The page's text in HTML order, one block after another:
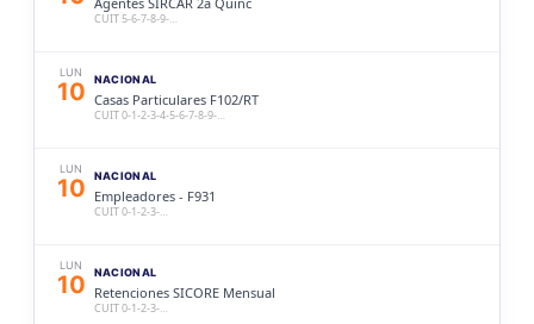
CUIT 5-6-7-8-9-…
LUN
10 NACIONAL
Casas Particulares F102/RT
CUIT 0-1-2-3-4-5-6-7-8-9-…
LUN
10 NACIONAL
Empleadores - F931
CUIT 0-1-2-3-…
LUN
10 NACIONAL
Retenciones SICORE Mensual
CUIT 0-1-2-3-…